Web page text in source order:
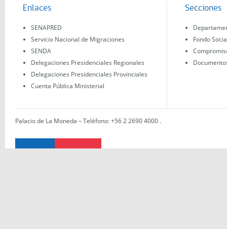
Enlaces
SENAPRED
Servicio Nacional de Migraciones
SENDA
Delegaciones Presidenciales Regionales
Delegaciones Presidenciales Provinciales
Cuenta Pública Ministerial
Secciones
Fondo
Palacio de La Moneda – Teléfono: +56 2 2690 4000 .